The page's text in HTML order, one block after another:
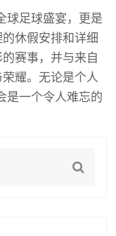
球足球盛宴，更是
休假安排和详细
赛事，并与来自
耀。无论是个人
是一个令人难忘的